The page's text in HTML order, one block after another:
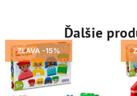
Ďalšie
ZĽAVA -15%